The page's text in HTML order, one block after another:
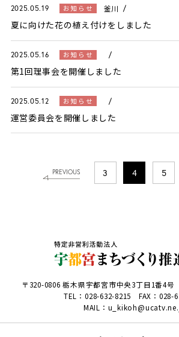
2025.05.19 お知らせ 釜川
夏に向けた花の植え付けをしました
2025.05.16 お知らせ
第1回理事会を開催しました
2025.05.12 お知らせ
運営委員会を開催しました
PREVIOUS 3 4 5
〒320-0806 栃木県宇都宮市中央3丁目1番4
TEL：028-632-8215 FAX：028-
MAIL：